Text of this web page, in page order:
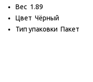
Вес 1.89
Цвет Чёрный
Тип упаковки Пакет